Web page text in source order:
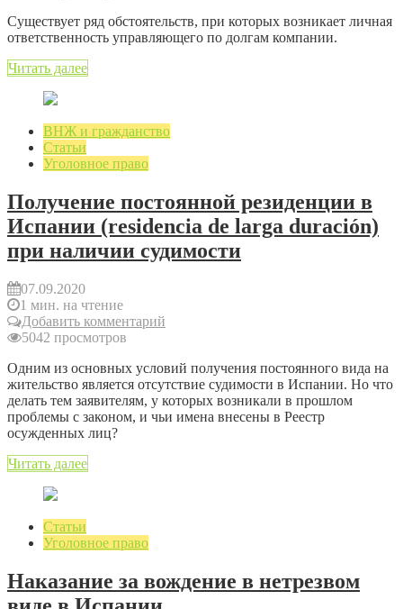
Существует ряд обстоятельств, при которых возникает личная
ответственность управляющего по долгам компании.
Читать далее
ВНЖ и гражданство
Статьи
Уголовное право
Получение постоянной резиденции в
Испании (residencia de larga duración)
при наличии судимости
07.09.2020
1 мин. на чтение
Добавить комментарий
5042 просмотров
Одним из основных условий получения постоянного вида на
жительство является отсутствие судимости в Испании. Но что
делать тем заявителям, у которых возникали в прошлом
проблемы с законом, и чьи имена внесены в Реестр
осужденных лиц?
Читать далее
Статьи
Уголовное право
Наказание за вождение в нетрезвом